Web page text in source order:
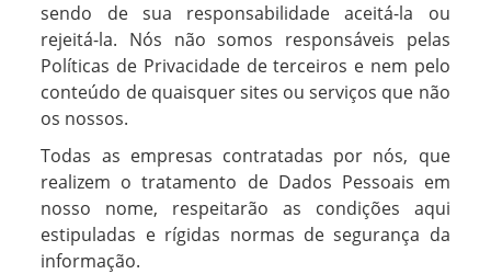
sendo de sua responsabilidade aceitá-la ou
rejeitá-la. Nós não somos responsáveis pelas
Políticas de Privacidade de terceiros e nem pelo
conteúdo de quaisquer sites ou serviços que não
os nossos.
Todas as empresas contratadas por nós, que
realizem o tratamento de Dados Pessoais em
nosso nome, respeitarão as condições aqui
estipuladas e rígidas normas de segurança da
informação.